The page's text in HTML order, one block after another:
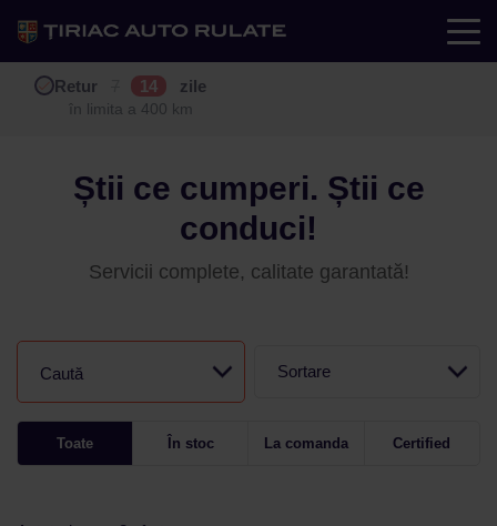
Test drive
Retur 14 zile
în limita a 400 km
Garanție 12 24
în limita a 25.000 km
Buy back
Știi ce cumperi. Știi ce
conduci!
Servicii complete, calitate garantată!
Caută Sortare
Toate În stoc La comanda Certified